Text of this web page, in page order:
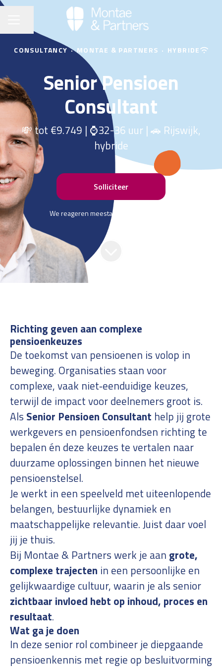
CONSULTANCY · MONTAE & PARTNERS · HYBRIDE
Senior Pensioen
Consultant
💸 tot €9.749 | ⌚32-36 uur | 🚗 Rijswijk,
hybride
Solliciteer
We reageren meestal binnen
Richting geven aan complexe
pensioenkeuzes
De toekomst van pensioenen is volop in
beweging. Organisaties staan voor
complexe, vaak niet‑eenduidige keuzes,
terwijl de impact voor deelnemers groot is.
Als Senior Pensioen Consultant help jij grote
werkgevers en pensioenfondsen richting te
bepalen én deze keuzes te vertalen naar
duurzame oplossingen binnen het nieuwe
pensioenstelsel.
Je werkt in een speelveld met uiteenlopende
belangen, bestuurlijke dynamiek en
maatschappelijke relevantie. Juist daar voel
jij je thuis.
Bij Montae & Partners werk je aan grote,
complexe trajecten in een persoonlijke en
gelijkwaardige cultuur, waarin je als senior
zichtbaar invloed hebt op inhoud, proces en
resultaat.
Wat ga je doen
In deze senior rol combineer je diepgaande
pensioenkennis met regie op besluitvorming